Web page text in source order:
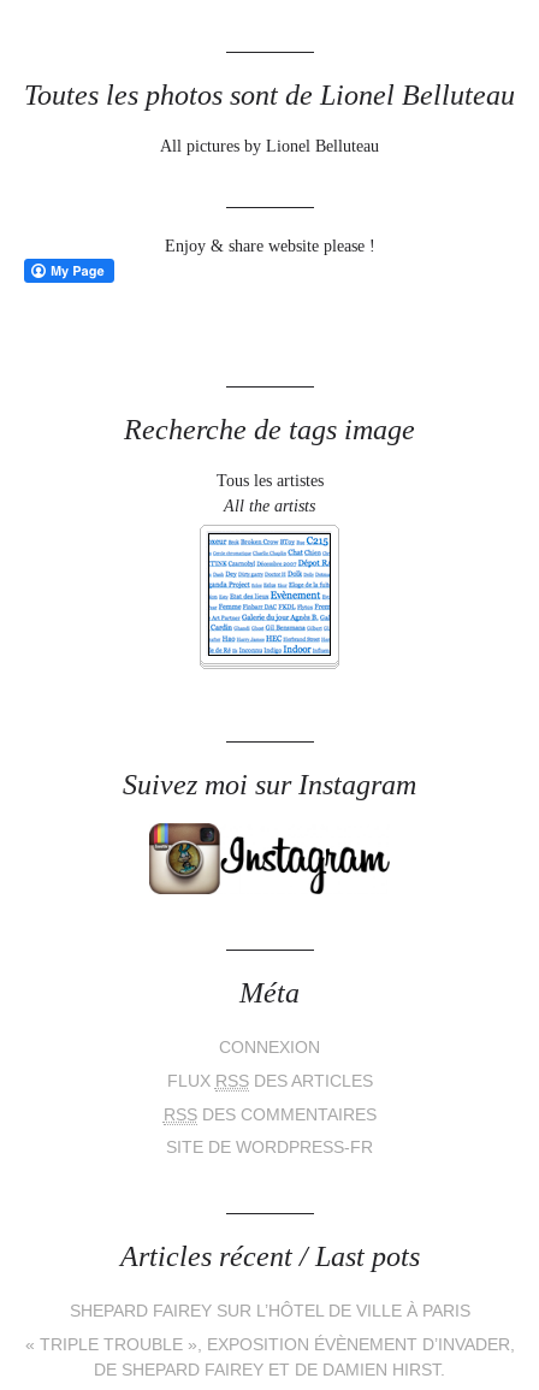
Toutes les photos sont de Lionel Belluteau
All pictures by Lionel Belluteau
Enjoy & share website please !
Recherche de tags image
Tous les artistes
All the artists
Suivez moi sur Instagram
Méta
CONNEXION
FLUX RSSDES ARTICLES
RSSDES COMMENTAIRES
SITE DE WORDPRESS-FR
Articles récent / Last pots
SHEPARD FAIREY SUR L’HÔTEL DE VILLE À PARIS
« TRIPLE TROUBLE », EXPOSITION ÉVÈNEMENT D’INVADER,
DE SHEPARD FAIREY ET DE DAMIEN HIRST.